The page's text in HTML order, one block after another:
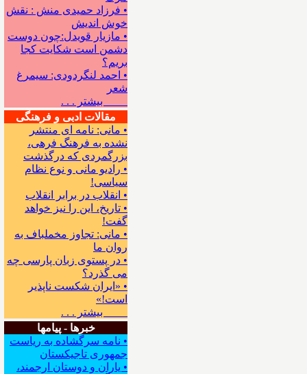
• فرزاد حمیدی منش : نقش
خوش اندیش
• مازیار قویدل:چون دوست
دشمن است شکایت کجا
بریم؟
• احمد لنگردودی: سیمرغ
شعر
بیشتر . . .
مقالات ادبی و فرهنگی
• مانی: نامه ای منتشر
نشده به فرهنگ فرهی،
بزرگمردی که درگذشت
• رادیو مانی و نوع نظام
سیاسی!
• انقلاب در برابر انقلاب
• تاریخ، این را نیز خواهد
گفت!
• مانی: تجاوز مخملباف به
روان ما
• در پستوی زبان پارسی چه
می گذرد؟
• «ایران شکست ناپذیر
است!»
بیشتر . . .
خبرها - پیامها
• نامه سرگشاده به ریاست
جمهوری تاجیکستان
• یاران و دوستان ارجمند،